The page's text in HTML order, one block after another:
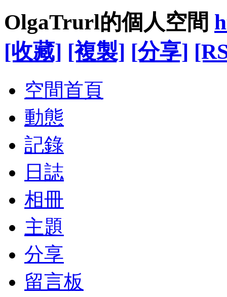
OlgaTrurl的個人空間
[收藏] [複製] [分享]
空間首頁
動態
記錄
日誌
相冊
主題
分享
留言板